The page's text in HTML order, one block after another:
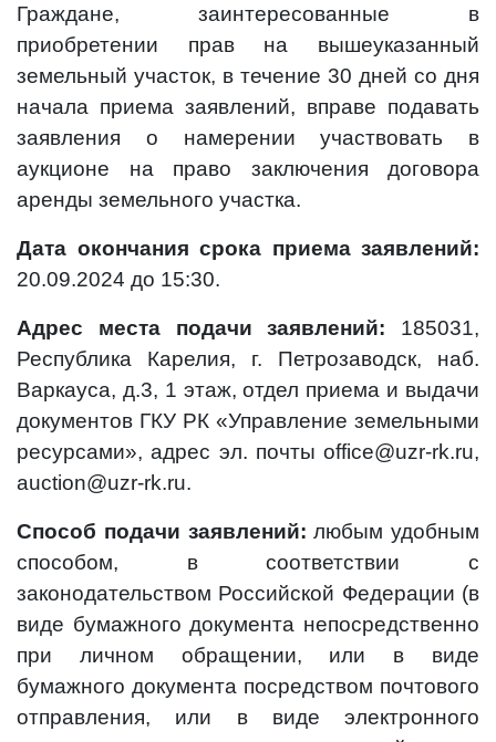
Граждане, заинтересованные в
приобретении прав на вышеуказанный
земельный участок, в течение 30 дней со дня
начала приема заявлений, вправе подавать
заявления о намерении участвовать в
аукционе на право заключения договора
аренды земельного участка.
Дата окончания срока приема заявлений:
20.09.2024 до 15:30.
Адрес места подачи заявлений: 185031,
Республика Карелия, г. Петрозаводск, наб.
Варкауса, д.3, 1 этаж, отдел приема и выдачи
документов ГКУ РК «Управление земельными
ресурсами», адрес эл. почты office@uzr-rk.ru,
auction@uzr-rk.ru.
Способ подачи заявлений:любым удобным
способом, в соответствии с
законодательством Российской Федерации (в
виде бумажного документа непосредственно
при личном обращении, или в виде
бумажного документа посредством почтового
отправления, или в виде электронного